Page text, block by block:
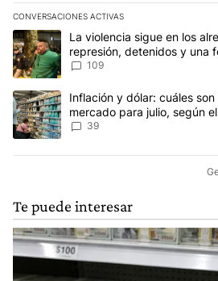
CONVERSACIONES ACTIVAS
Este listado muestra los artículos con
Un artículo de tendencia con el título
La violencia sigue en los
represión, detenidos y una
109
Un artículo de tendencia con el título
Inflación y dólar: cuáles
mercado para julio, según
39